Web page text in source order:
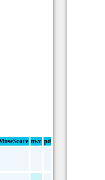
nwc pdf